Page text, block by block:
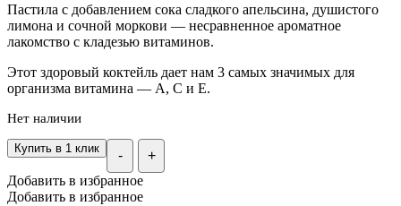
Пастила с добавлением сока сладкого апельсина, душистого
лимона и сочной моркови — несравненное ароматное
лакомство с кладезью витаминов.
Этот здоровый коктейль дает нам 3 самых значимых для
организма витамина — A, C и E.
Нет наличии
- +
Купить в 1 клик
Добавить в избранное
Добавить в избранное